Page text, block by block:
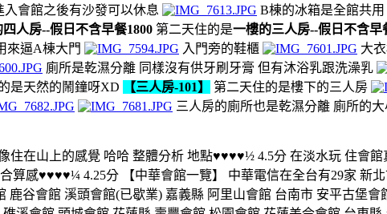
入會館之後有沙發可以休息
B棟的冰箱是全館共
四人房--假日不含早餐1800 第二天住的是一樓的三人房--假日不含早
來逼A棟大門 入門旁的鞋櫃 大
廁所是乾濕分離 同樣沒有供牙刷牙膏 但有沐浴乳跟洗澡乳
是天然的鬧鐘呀XD
【三人房-101】 第二天住的是樓下的三人房
三人房的廁所也是乾濕分離 廁所的
在山上的感覺 哈哈 整體分析 地點♥♥♥♥½ 4.5分 在淡水玩 住會
感♥♥♥♥¼ 4.25分 【中華會館一覽】 中華電信在全台有29家 新
谷會館 溪頭會館(已歇業) 嘉義縣 阿里山會館 台南市 安平古堡